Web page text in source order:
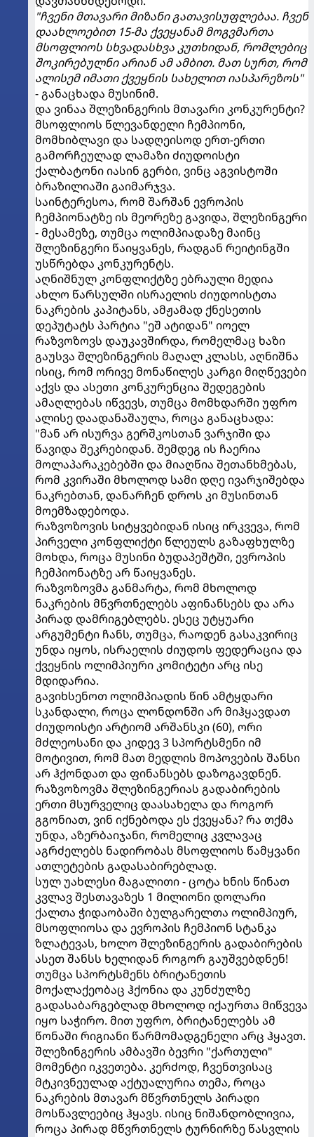
"ჩვენი მთავარი მიზანი გათავისუფლებაა. ჩვენ
დაახლოებით 15-მა ქვეყანამ მოგვმართა
მსოფლიოს სხვადასხვა კუთხიდან, რომლებიც
შოკირებულნი არიან ამ ამბით. მათ სურთ, რომ
ალისემ იმათი ქვეყნის სახელით იასპარეზოს"
- განაცხადა მუსინიმ.
და ვინაა შლეზინგერის მთავარი კონკურენტი?
მსოფლიოს წლევანდელი ჩემპიონი,
მომხიბლავი და სადღეისოდ ერთ-ერთი
გამორჩეულად ლამაზი ძიუდოისტი
ქალბატონი იასინ გერბი, ვინც აგვისტოში
ბრაზილიაში გაიმარჯვა.
საინტერესოა, რომ შარშან ევროპის
ჩემპიონატზე ის მეორეზე გავიდა, შლეზინგერი
- მესამეზე, თუმცა ოლიმპიადაზე მაინც
შლეზინგერი წაიყვანეს, რადგან რეიტინგში
უსწრებდა კონკურენტს.
აღნიშნულ კონფლიქტზე ებრაული მედია
ახლო წარსულში ისრაელის ძიუდოისტთა
ნაკრების კაპიტანს, ამჟამად ქნესეთის
დეპუტატს პარტია "ეშ ატიდან" იოელ
რაზვოზოვს დაუკავშირდა, რომელმაც ხაზი
გაუსვა შლეზინგერის მაღალ კლასს, აღნიშნა
ისიც, რომ ორივე მონაწილეს კარგი მიღწევები
აქვს და ასეთი კონკურენცია შედეგების
ამაღლებას იწვევს, თუმცა მომხდარში უფრო
ალისე დაადანაშაულა, როცა განაცხადა:
"მან არ ისურვა გერშკოსთან ვარჯიში და
წავიდა შეკრებიდან. შემდეგ ის ჩაერია
მოლაპარაკებებში და მიაღწია შეთანხმებას,
რომ კვირაში მხოლოდ სამი დღე ივარჯიშებდა
ნაკრებთან, დანარჩენ დროს კი მუსინთან
მოემზადებოდა.
რაზვოზოვის სიტყვებიდან ისიც ირკვევა, რომ
პირველი კონფლიქტი წლეულს გაზაფხულზე
მოხდა, როცა მუსინი ბუდაპეშტში, ევროპის
ჩემპიონატზე არ წაიყვანეს.
რაზვოზოვმა განმარტა, რომ მხოლოდ
ნაკრების მწვრთნელებს აფინანსებს და არა
პირად დამრიგებლებს. ესეც უტყუარი
არგუმენტი ჩანს, თუმცა, რაოდენ გასაკვირიც
უნდა იყოს, ისრაელის ძიუდოს ფედერაცია და
ქვეყნის ოლიმპიური კომიტეტი არც ისე
მდიდარია.
გავიხსენოთ ოლიმპიადის წინ ამტყდარი
სკანდალი, როცა ლონდონში არ მიჰყავდათ
ძიუდოისტი არტიომ არშანსკი (60), ორი
მძლეოსანი და კიდევ 3 სპორტსმენი იმ
მოტივით, რომ მათ მედლის მოპოვების შანსი
არ ჰქონდათ და ფინანსებს დაზოგავდნენ.
რაზვოზოვმა შლეზინგერიას გადაბირების
ერთი მსურველიც დაასახელა და როგორ
გგონიათ, ვინ იქნებოდა ეს ქვეყანა? რა თქმა
უნდა, აზერბაიჯანი, რომელიც კვლავაც
აგრძელებს ნადირობას მსოფლიოს წამყვანი
ათლეტების გადასაბირებლად.
სულ უახლესი მაგალითი - ცოტა ხნის წინათ
კვლავ შესთავაზეს 1 მილიონი დოლარი
ქალთა ჭიდაობაში ბულგარელთა ოლიმპიურ,
მსოფლიოსა და ევროპის ჩემპიონ სტანკა
ზლატევას, ხოლო შლეზინგერის გადაბირების
ასეთ შანსს ხელიდან როგორ გაუშვებდნენ!
თუმცა სპორტსმენს ბრიტანეთის
მოქალაქეობაც ჰქონია და კუნძულზე
გადასაბარგებლად მხოლოდ იქაურთა მიწვევა
იყო საჭირო. მით უფრო, ბრიტანელებს ამ
წონაში რიგიანი წარმომადგენელი არც ჰყავთ.
შლეზინგერის ამბავში ბევრი "ქართული"
მომენტი იკვეთება. კერძოდ, ჩვენთვისაც
მტკივნეულად აქტუალურია თემა, როცა
ნაკრების მთავარ მწვრთნელს პირადი
მოსწავლეებიც ჰყავს. ისიც ნიშანდობლივია,
როცა პირად მწვრთნელს ტურნირზე წასვლის